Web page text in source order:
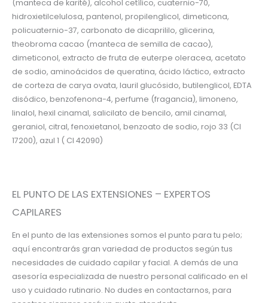
(manteca de karité), alcohol cetílico, cuaternio-70,
hidroxietilcelulosa, pantenol, propilenglicol, dimeticona,
policuaternio-37, carbonato de dicaprililo, glicerina,
theobroma cacao (manteca de semilla de cacao),
dimeticonol, extracto de fruta de euterpe oleracea, acetato
de sodio, aminoácidos de queratina, ácido láctico, extracto
de corteza de carya ovata, lauril glucósido, butilenglicol, EDTA
disódico, benzofenona-4, perfume (fragancia), limoneno,
linalol, hexil cinamal, salicilato de bencilo, amil cinamal,
geraniol, citral, fenoxietanol, benzoato de sodio, rojo 33 (CI
17200), azul 1 ( CI 42090)
EL PUNTO DE LAS EXTENSIONES – EXPERTOS
CAPILARES
En el punto de las extensiones somos el punto para tu pelo;
aquí encontrarás gran variedad de productos según tus
necesidades de cuidado capilar y facial. A demás de una
asesoría especializada de nuestro personal calificado en el
uso y cuidado rutinario. No dudes en contactarnos, para